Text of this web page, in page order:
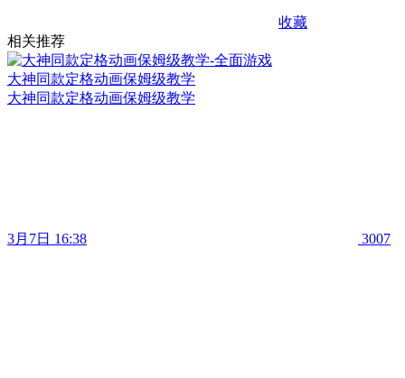
收藏
相关推荐
大神同款定格动画保姆级教学
大神同款定格动画保姆级教学
3月7日 16:38 3007